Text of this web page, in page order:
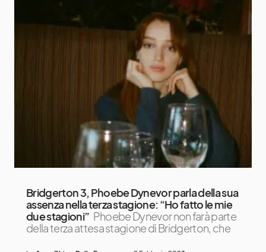
Bridgerton 3, Phoebe Dynevor parla della sua
assenza nella terza stagione: “Ho fatto le mie
due stagioni” Phoebe Dynevor non farà parte
della terza attesa stagione di Bridgerton, che